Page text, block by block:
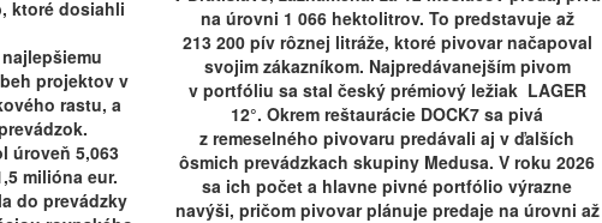
ktoré dosiahli
projektov v
rastu, a
úroveň 5,063
milióna eur.
do prevádzky
na úrovni 1 066 hektolitrov. To predstavuje až
213 200 pív rôznej litráže, ktoré pivovar načapoval
svojim zákazníkom. Najpredávanejším pivom
v portfóliu sa stal český prémiový ležiak LAGER
12°. Okrem reštaurácie DOCK7 sa pivá
z remeselného pivovaru predávali aj v ďalších
ôsmich prevádzkach skupiny Medusa. V roku 2026
sa ich počet a hlavne pivné portfólio výrazne
navýši, pričom pivovar plánuje predaje na úrovni až